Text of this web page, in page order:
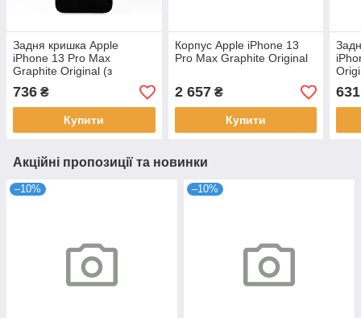
Задня кришка Apple
iPhone 13 Pro Max
Graphite Original (з
камери)
736 ₴
Купити
Корпус Apple iPhone 13
Pro Max Graphite Original
2 657₴
Купити
631
Акційні пропозиції та новинки
–10% –10%